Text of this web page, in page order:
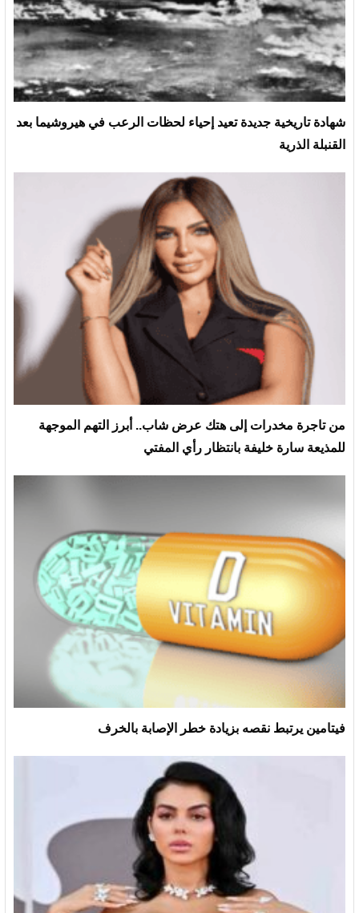
شهادة تاريخية جديدة تعيد إحياء لحظات الرعب في هيروشيما بعد
القنبلة الذرية
من تاجرة مخدرات إلى هتك عرض شاب.. أبرز التهم الموجهة
للمذيعة سارة خليفة بانتظار رأي المفتي
فيتامين يرتبط نقصه بزيادة خطر الإصابة بالخرف